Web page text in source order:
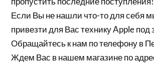
Если Вы не нашли что-то для себя
привезти для Вас технику Apple под
Обращайтесь к нам по телефону в
Ждем Вас в нашем магазине по